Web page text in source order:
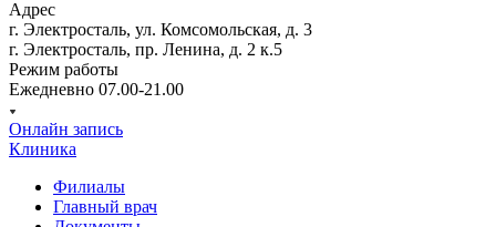
Адрес
г. Электросталь, ул. Комсомольская, д. 3
г. Электросталь, пр. Ленина, д. 2 к.5
Режим работы
Ежедневно 07.00-21.00
Онлайн запись
Клиника
Филиалы
Главный врач